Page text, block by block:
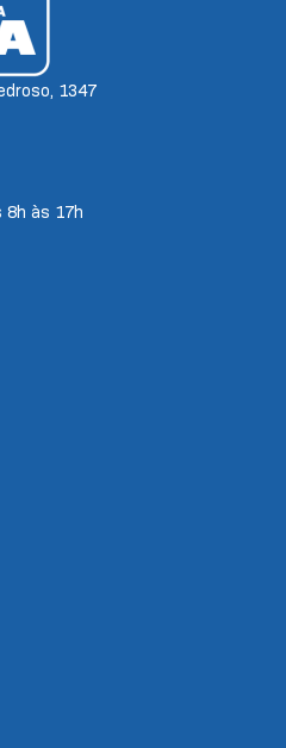
1347
8h às 17h